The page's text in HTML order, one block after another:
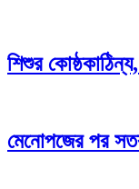
শিশুর
মেনোপজের পর